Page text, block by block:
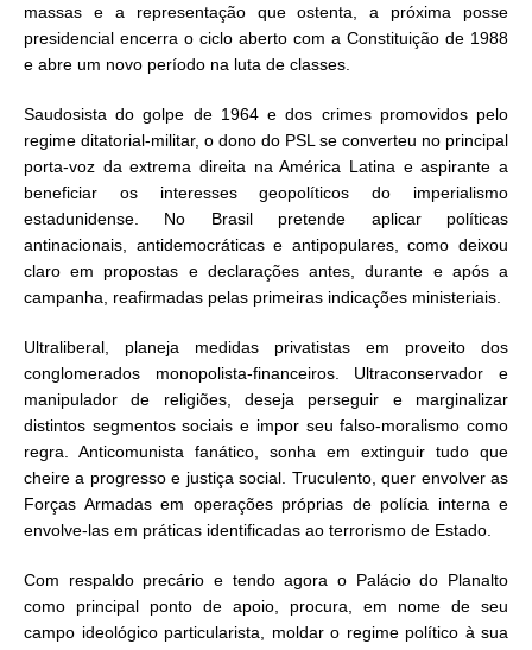
massas e a representação que ostenta, a próxima posse
presidencial encerra o ciclo aberto com a Constituição de 1988
e abre um novo período na luta de classes.
Saudosista do golpe de 1964 e dos crimes promovidos pelo
regime ditatorial-militar, o dono do PSL se converteu no principal
porta-voz da extrema direita na América Latina e aspirante a
beneficiar os interesses geopolíticos do imperialismo
estadunidense. No Brasil pretende aplicar políticas
antinacionais, antidemocráticas e antipopulares, como deixou
claro em propostas e declarações antes, durante e após a
campanha, reafirmadas pelas primeiras indicações ministeriais.
Ultraliberal, planeja medidas privatistas em proveito dos
conglomerados monopolista-financeiros. Ultraconservador e
manipulador de religiões, deseja perseguir e marginalizar
distintos segmentos sociais e impor seu falso-moralismo como
regra. Anticomunista fanático, sonha em extinguir tudo que
cheire a progresso e justiça social. Truculento, quer envolver as
Forças Armadas em operações próprias de polícia interna e
envolve-las em práticas identificadas ao terrorismo de Estado.
Com respaldo precário e tendo agora o Palácio do Planalto
como principal ponto de apoio, procura, em nome de seu
campo ideológico particularista, moldar o regime político à sua